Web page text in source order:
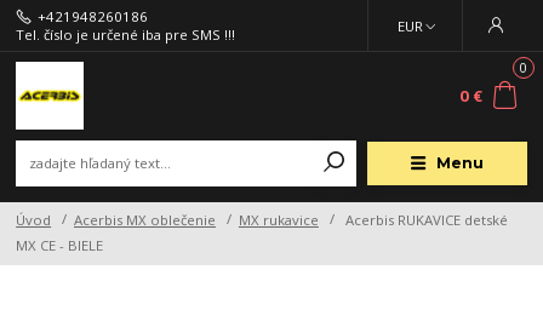
Menu
EUR
+421948260186
Tel. číslo je určené iba pre SMS !!!
0
0 €
Úvod Acerbis MX oblečenie MX rukavice
Acerbis RUKAVICE detské
MX CE - BIELE